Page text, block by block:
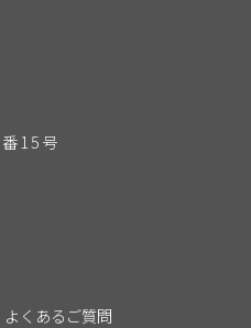
15号
よくあるご質問